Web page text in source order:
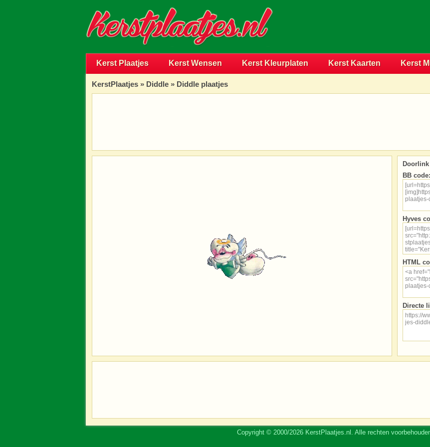
Kerst Plaatjes Kerst Wensen Kerst Kleurplaten Kerst Kaarten Kerst
KerstPlaatjes » Diddle » Diddle plaatjes
BB code:
Hyves
HTML
Directe
Copyright © 2000/2026 KerstPlaatjes.nl. Alle rechten